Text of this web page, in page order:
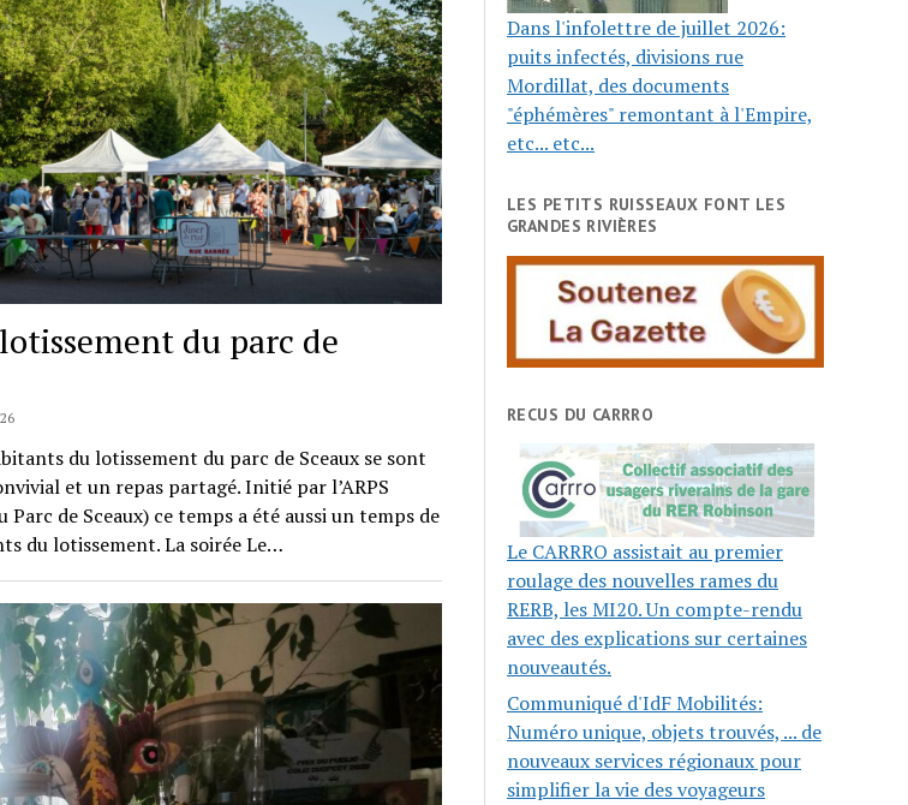
du parc de
du lotissement du parc de Sceaux se sont
et un repas partagé. Initié par l’ARPS
Parc de Sceaux) ce temps a été aussi un temps de
du lotissement. La soirée Le…
Dans l'infolettre de juillet 2026:
puits infectés, divisions rue
Mordillat, des documents
"éphémères" remontant à l'Empire,
etc... etc...
LES PETITS RUISSEAUX FONT LES
GRANDES RIVIÈRES
RECUS DU CARRRO
Le CARRRO assistait au premier
roulage des nouvelles rames du
RERB, les MI20. Un compte-rendu
avec des explications sur certaines
nouveautés.
Communiqué d'IdF Mobilités:
Numéro unique, objets trouvés, ... de
nouveaux services régionaux pour
simplifier la vie des voyageurs